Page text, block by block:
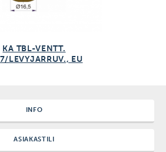
KA TBL-VENTT.
LEVYJARRUV., EU
INFO
ASIAKASTILI